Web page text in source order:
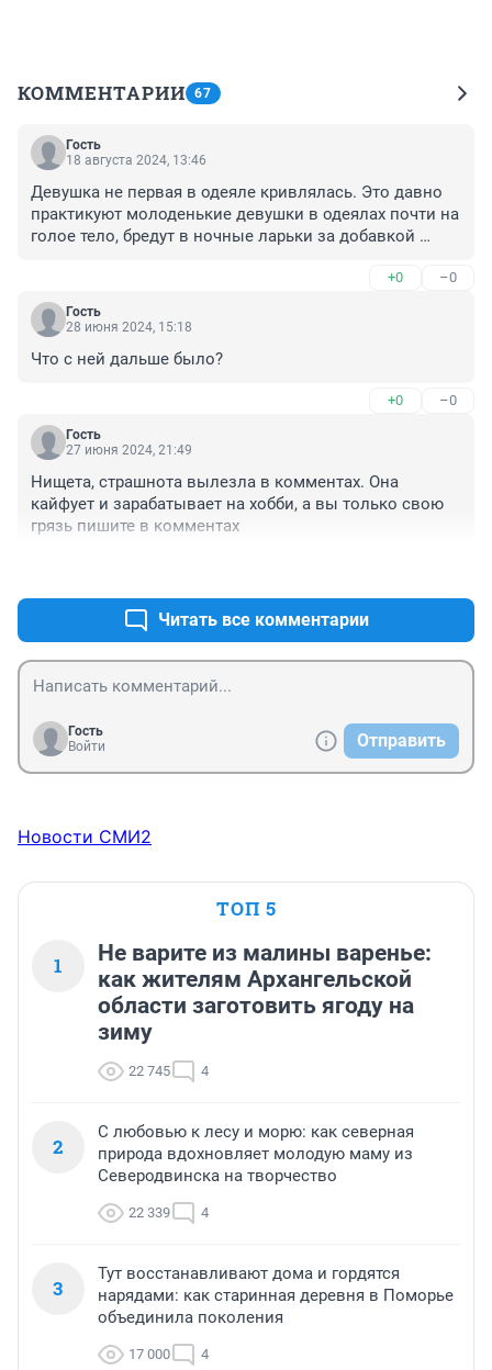
КОММЕНТАРИИ 67
Гость
18 августа 2024, 13:46
Девушка не первая в одеяле кривлялась. Это давно
практикуют молоденькие девушки в одеялах почти на
голое тело, бредут в ночные ларьки за добавкой
+0 –0
Гость
28 июня 2024, 15:18
Что с ней дальше было?
+0 –0
Гость
27 июня 2024, 21:49
Нищета, страшнота вылезла в комментах. Она
кайфует и зарабатывает на хобби, а вы только свою
грязь пишите в комментах
Читать все комментарии
Гость
Войти
Отправить
Новости СМИ2
ТОП 5
1
Не варите из малины варенье:
как жителям Архангельской
области заготовить ягоду на
зиму
22 745 4
2
С любовью к лесу и морю: как северная
природа вдохновляет молодую маму из
Северодвинска на творчество
22 339 4
3
Тут восстанавливают дома и гордятся
нарядами: как старинная деревня в Поморье
объединила поколения
17 000 4